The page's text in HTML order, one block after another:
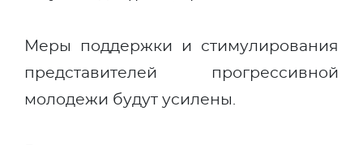
Меры поддержки и стимулирования
представителей прогрессивной
молодежи будут усилены.